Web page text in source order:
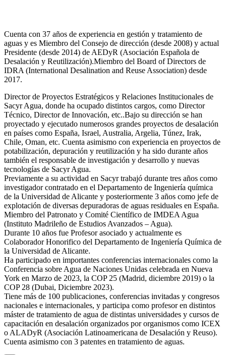
Cuenta con 37 años de experiencia en gestión y tratamiento de
aguas y es Miembro del Consejo de dirección (desde 2008) y actual
Presidente (desde 2014) de AEDyR (Asociación Española de
Desalación y Reutilización).Miembro del Board of Directors de
IDRA (International Desalination and Reuse Association) desde
2017.
Director de Proyectos Estratégicos y Relaciones Institucionales de
Sacyr Agua, donde ha ocupado distintos cargos, como Director
Técnico, Director de Innovación, etc..Bajo su dirección se han
proyectado y ejecutado numerosos grandes proyectos de desalación
en países como España, Israel, Australia, Argelia, Túnez, Irak,
Chile, Oman, etc. Cuenta asimismo con experiencia en proyectos de
potabilización, depuración y reutilización y ha sido durante años
también el responsable de investigación y desarrollo y nuevas
tecnologías de Sacyr Agua.
Previamente a su actividad en Sacyr trabajó durante tres años como
investigador contratado en el Departamento de Ingeniería química
de la Universidad de Alicante y posteriormente 3 años como jefe de
explotación de diversas depuradoras de aguas residuales en España.
Miembro del Patronato y Comité Científico de IMDEA Agua
(Instituto Madrileño de Estudios Avanzados – Agua).
Durante 10 años fue Profesor asociado y actualmente es
Colaborador Honorifico del Departamento de Ingeniería Química de
la Universidad de Alicante.
Ha participado en importantes conferencias internacionales como la
Conferencia sobre Agua de Naciones Unidas celebrada en Nueva
York en Marzo de 2023, la COP 25 (Madrid, diciembre 2019) o la
COP 28 (Dubai, Diciembre 2023).
Tiene más de 100 publicaciones, conferencias invitadas y congresos
nacionales e internacionales, y participa como profesor en distintos
máster de tratamiento de agua de distintas universidades y cursos de
capacitación en desalación organizados por organismos como ICEX
o ALADyR (Asociación Latinoamericana de Desalación y Reuso).
Cuenta asimismo con 3 patentes en tratamiento de aguas.